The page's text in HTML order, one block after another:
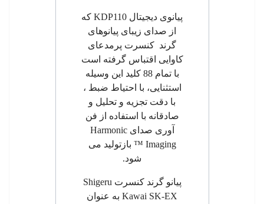
پیانوی دیجیتال KDP110 که
از صدای زیبای پیانوهای
گرند کنسرت پرمدعای
کاوایی اقتباس گرفته است
با تمام 88 کلید این وسیله
استثنایی، با احتیاط ضبط ،
با دقت تجزیه و تحلیل و
صادقانه با استفاده از فن
آوری صدایHarmonic
Imaging
™ بازتولید می
شود.
پیانو گرند کنسرت Shigeru
Kawai SK-EX به عنوان